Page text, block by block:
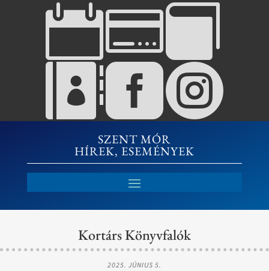


SZENT MÓR
HÍREK, ESEMÉNYEK
Kortárs Könyvfalók
2025. JÚNIUS 5.